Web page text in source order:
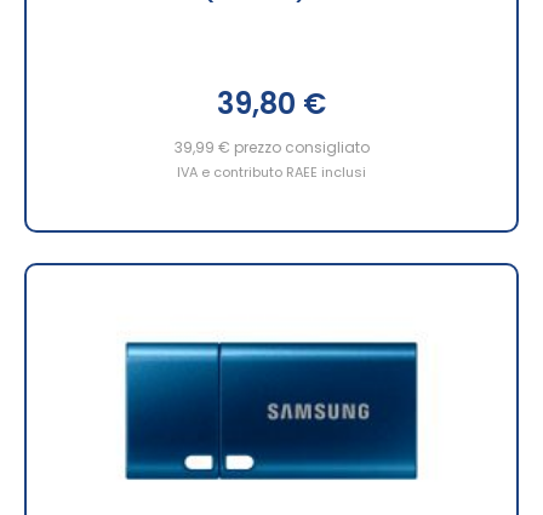
39,80 €
39,99 € prezzo consigliato
IVA e contributo RAEE inclusi